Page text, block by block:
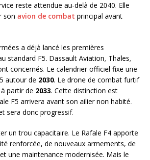
reste attendue au-delà de 2040. Elle
son avion de combat principal avant
a déjà lancé les premières
standard F5. Dassault Aviation, Thales,
concernés. Le calendrier officiel fixe une
autour de 2030. Le drone de combat furtif
partir de 2033. Cette distinction est
F5 arrivera avant son ailier non habité.
sera donc progressif.
un trou capacitaire. Le Rafale F4 apporte
renforcée, de nouveaux armements, de
une maintenance modernisée. Mais le